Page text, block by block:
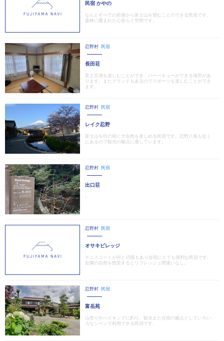
民宿 かやの
なんとすべての部屋から富士山を望むことのできる民宿です。
森林に囲まれた心安らぐ空間です。
忍野村 民宿
長田荘
富士五湖を楽しむことができ、バーベキューができる場所があ
ります。またグランドもあるのでスポーツを楽しむことができ
ます。
忍野村 民宿
レイク忍野
富士山を目の前に大自然を楽しめる民宿です。忍野八海も近く
にあるので観光の拠点に適しています。
忍野村 民宿
出口荘
-
忍野村 民宿
オサキビレッジ
テニスコートが何と15面もあり合宿にとても便利な民宿です。
近隣の自然を散策するとリフレッシュ間違いなし。
忍野村 民宿
富岳苑
山登りやハイキングに釣り、観光また合宿の拠点としていろい
ろなシーンで利用できる民宿です。